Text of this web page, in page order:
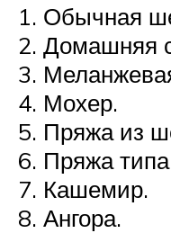
Обычная
Домашняя
Мохер.
Пряжа из
Пряжа
Кашемир.
Ангора.